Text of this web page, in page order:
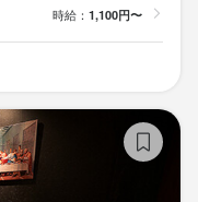
時給： 1,100円〜